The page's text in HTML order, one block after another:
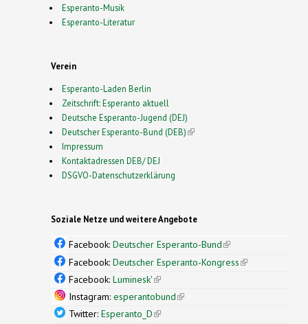
Esperanto-Musik
Esperanto-Literatur
Verein
Esperanto-Laden Berlin
Zeitschrift: Esperanto aktuell
Deutsche Esperanto-Jugend (DEJ)
Deutscher Esperanto-Bund (DEB)(link is external)
Impressum
Kontaktadressen DEB/ DEJ
DSGVO-Datenschutzerklärung
Soziale Netze und weitere Angebote
Facebook: Deutscher Esperanto-Bund(link is
external)
Facebook: Deutscher Esperanto-Kongress(link is
Facebook: Luminesk'(link is external)
Instagram: esperantobund(link is external)
Twitter: Esperanto_D(link is external)